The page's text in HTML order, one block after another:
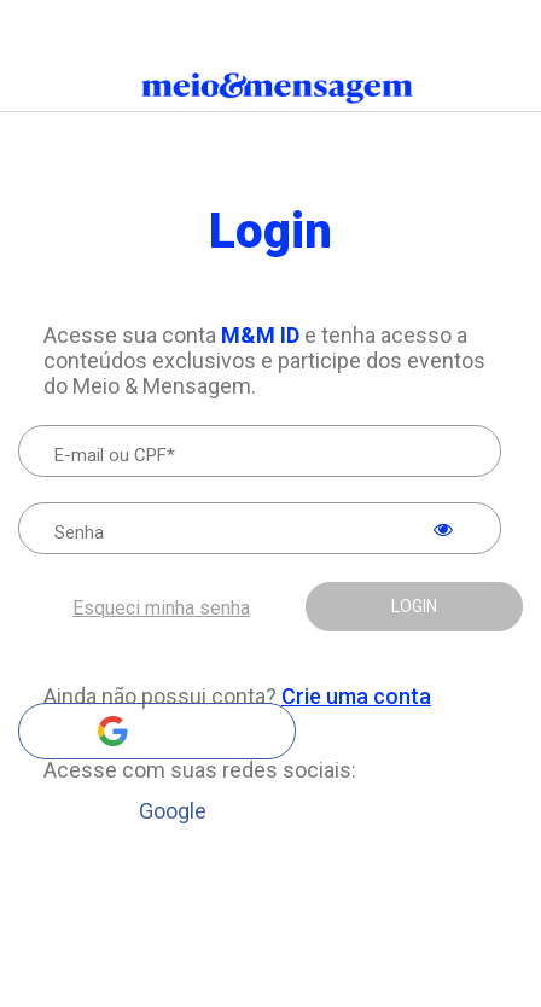
Login
Acesse sua conta M&M IDe tenha acesso a
conteúdos exclusivos e participe dos eventos
do Meio & Mensagem.
LOGIN
Esqueci minha senha
Ainda não possui conta? Crie uma conta
Acesse com suas redes sociais:
Google